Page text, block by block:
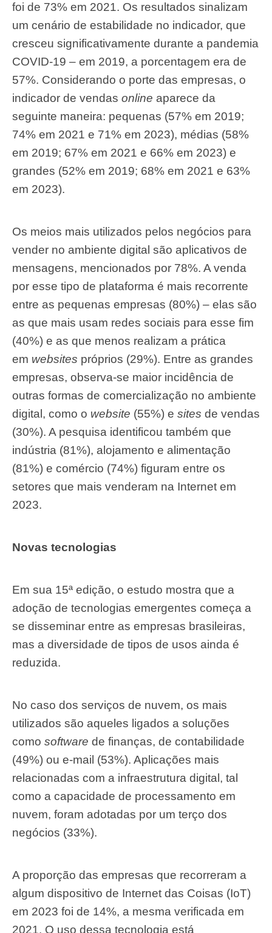
foi de 73% em 2021. Os resultados sinalizam
um cenário de estabilidade no indicador, que
cresceu significativamente durante a pandemia
COVID-19 – em 2019, a porcentagem era de
57%. Considerando o porte das empresas, o
indicador de vendas online aparece da
seguinte maneira: pequenas (57% em 2019;
74% em 2021 e 71% em 2023), médias (58%
em 2019; 67% em 2021 e 66% em 2023) e
grandes (52% em 2019; 68% em 2021 e 63%
em 2023).
Os meios mais utilizados pelos negócios para
vender no ambiente digital são aplicativos de
mensagens, mencionados por 78%. A venda
por esse tipo de plataforma é mais recorrente
entre as pequenas empresas (80%) – elas são
as que mais usam redes sociais para esse fim
(40%) e as que menos realizam a prática
em websites próprios (29%). Entre as grandes
empresas, observa-se maior incidência de
outras formas de comercialização no ambiente
digital, como o website (55%) e sites de vendas
(30%). A pesquisa identificou também que
indústria (81%), alojamento e alimentação
(81%) e comércio (74%) figuram entre os
setores que mais venderam na Internet em
2023.
Novas tecnologias
Em sua 15ª edição, o estudo mostra que a
adoção de tecnologias emergentes começa a
se disseminar entre as empresas brasileiras,
mas a diversidade de tipos de usos ainda é
reduzida.
No caso dos serviços de nuvem, os mais
utilizados são aqueles ligados a soluções
como software de finanças, de contabilidade
(49%) ou e-mail (53%). Aplicações mais
relacionadas com a infraestrutura digital, tal
como a capacidade de processamento em
nuvem, foram adotadas por um terço dos
negócios (33%).
A proporção das empresas que recorreram a
algum dispositivo de Internet das Coisas (IoT)
em 2023 foi de 14%, a mesma verificada em
2021. O uso dessa tecnologia está